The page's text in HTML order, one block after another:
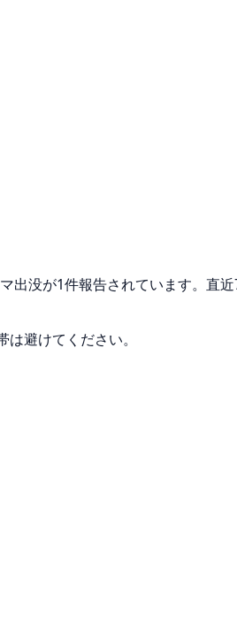
没が1件報告されています。直
避けてください。